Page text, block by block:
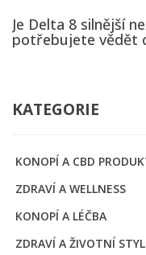
Je Delta 8 silnější
potřebujete vědět
KATEGORIE
KONOPÍ A CBD
ZDRAVÍ A WELLNESS
KONOPÍ A LÉČBA
ZDRAVÍ A ŽIVOTNÍ STYL